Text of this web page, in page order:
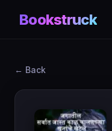
Bookstruck
← Back